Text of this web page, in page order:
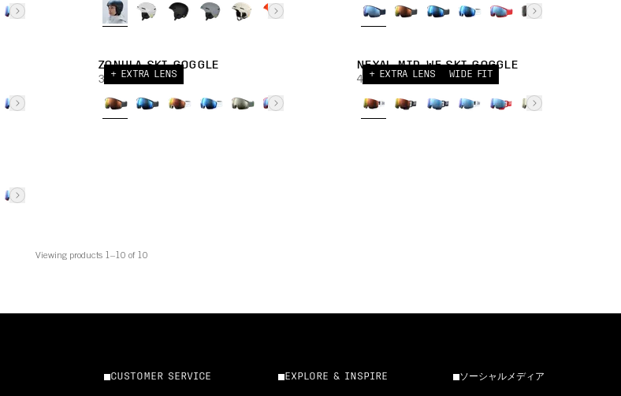
+ EXTRA LENS
ZONULA SKI GOGGLE
38 000,00 JPY
+ EXTRA LENS WIDE FIT
NEXAL MID WF SKI GOGGLE
40 000,00 JPY
Viewing products 1–10 of 10
CUSTOMER SERVICE EXPLORE & INSPIRE ソーシャルメディア